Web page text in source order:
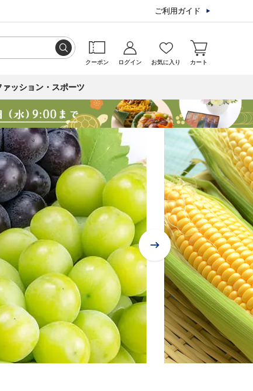
ご利用ガイド
クーポン ログイン お気に入り カート
ァッション・スポーツ